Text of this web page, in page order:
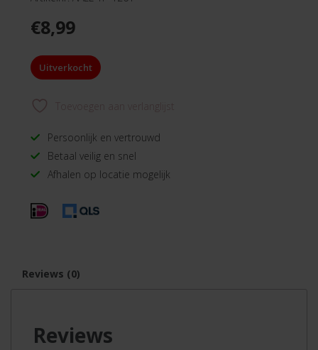
€8,99
Uitverkocht
Persoonlijk en vertrouwd
Betaal veilig en snel
Afhalen op locatie mogelijk
Reviews (0)
Reviews